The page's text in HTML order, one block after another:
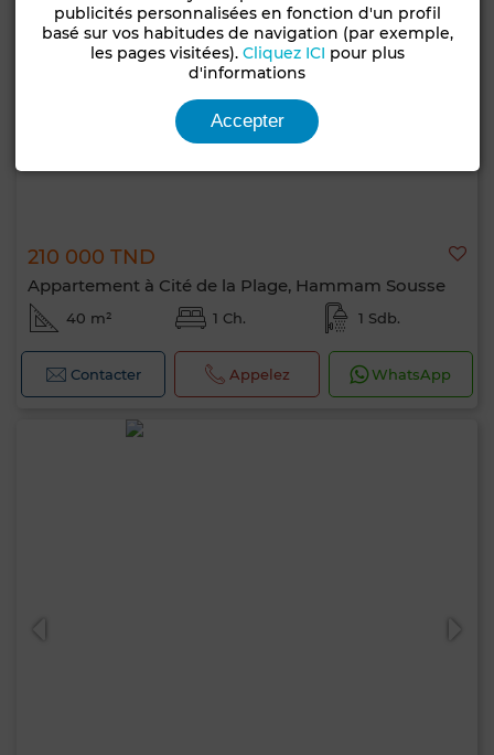
210 000 TND
Appartement à Cité de la Plage, Hammam Sousse
40 m² 1 Ch. 1 Sdb.
Contacter Appelez WhatsApp
publicités personnalisées en fonction d'un profil
basé sur vos habitudes de navigation (par exemple,
les pages visitées). Cliquez ICI pour plus
d'informations
Accepter